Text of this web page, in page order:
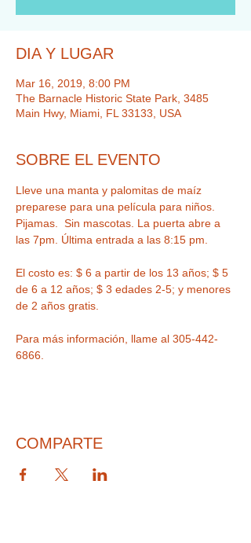
DIA Y LUGAR
Mar 16, 2019, 8:00 PM
The Barnacle Historic State Park, 3485
Main Hwy, Miami, FL 33133, USA
SOBRE EL EVENTO
Lleve una manta y palomitas de maíz
preparese para una película para niños.
Pijamas.  Sin mascotas. La puerta abre a
El costo es: $ 6 a partir de los 13 años; $ 5
de 6 a 12 años; $ 3 edades 2-5; y menores
Para más información, llame al 305-442-
6866.
COMPARTE